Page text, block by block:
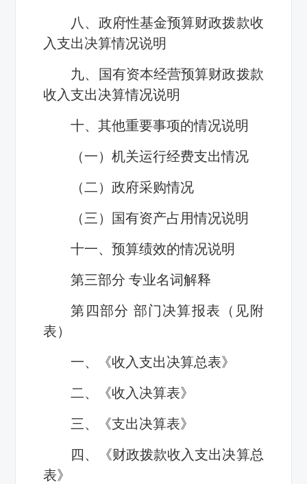
八、政府性基金预算财政拨款收
入支出决算情况说明
九、国有资本经营预算财政拨款
收入支出决算情况说明
十、其他重要事项的情况说明
（一）机关运行经费支出情况
（二）政府采购情况
（三）国有资产占用情况说明
十一、预算绩效的情况说明
第三部分 专业名词解释
第四部分 部门决算报表（见附
表）
一、《收入支出决算总表》
二、《收入决算表》
三、《支出决算表》
四、《财政拨款收入支出决算总
表》